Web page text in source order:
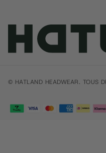
© HATLAND HEADWEAR. TOUS